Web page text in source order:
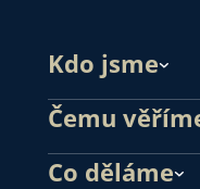
Kdo jsme
Čemu
Co děláme